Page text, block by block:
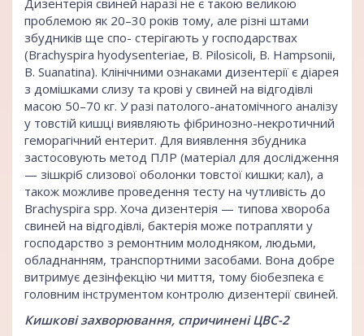
Дизентерія свиней наразі не є такою великою
проблемою як 20–30 років тому, але різні штами
збудників ще спо- стерігають у господарствах
(Brachyspira hyodysenteriae, B. Pilosicoli, B. Hampsonii,
B. Suanatina). Клінічними ознаками дизентерії є діарея
з домішками слизу та крові у свиней на відгодівлі
масою 50–70 кг. У разі патолого-анатомічного аналізу
у товстій кишці виявляють фібринозно-некротичний
геморагічний ентерит. Для виявлення збудника
застосовують метод ПЛР (матеріал для дослідження
— зішкріб слизової оболонки товстої кишки; кал), а
також можливе проведення тесту на чутливість до
Brachyspira spp. Хоча дизентерія — типова хвороба
свиней на відгодівлі, бактерія може потрапляти у
господарство з ремонтним молодняком, людьми,
обладнанням, транспортними засобами. Вона добре
витримує дезінфекцію чи миття, тому біобезпека є
головним інструментом контролю дизентерії свиней.
Кишкові захворювання, спричинені ЦВС-2